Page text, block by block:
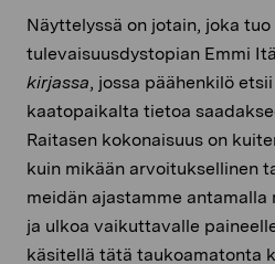
Näyttelyssä on jotain, joka tuo
tulevaisuusdystopian Emmi
kirjassa, jossa päähenkilö
kaatopaikalta tietoa
Raitasen kokonaisuus on
kuin mikään arvoituksellinen
meidän ajastamme antamalla
ja ulkoa vaikuttavalle
käsitellä tätä taukoamatonta